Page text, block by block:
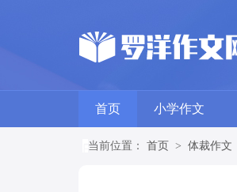
首页 小学作文
当前位置： 首页 > 体裁作文